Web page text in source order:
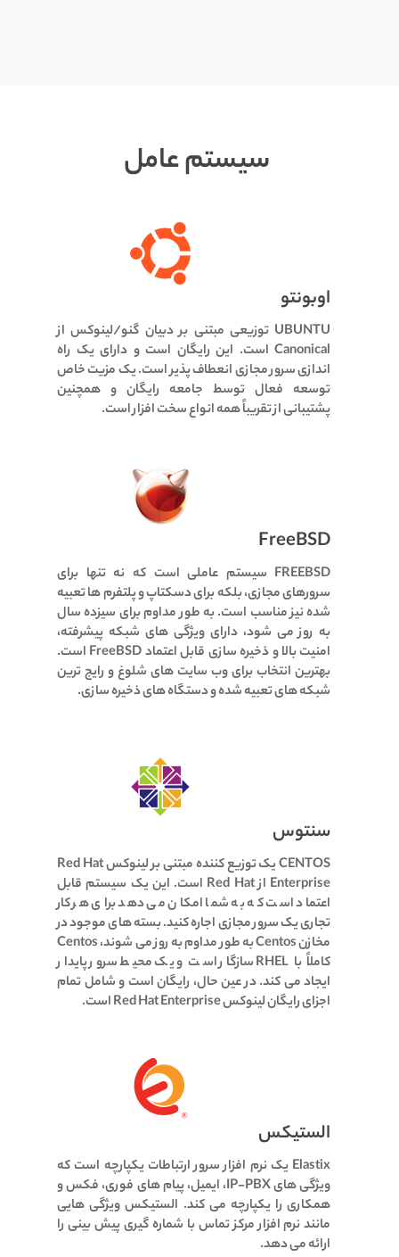
سیستم عامل
اوبونتو
UBUNTU توزیعی مبتنی بر دبیان گنو/لینوکس از
Canonical است.
این رایگان است و دارای یک راه
اندازی سرور مجازی انعطاف پذیر است.یک مزیت خاص
توسعه فعال توسط جامعه رایگان و همچنین
پشتیبانی از تقریباً همه انواع سخت افزار است.
FreeBSD
FREEBSD سیستم عاملی است که نه تنها برای
سرورهای مجازی، بلکه برای دسکتاپ و پلتفرم ها تعبیه
شده نیز مناسب است.به طور مداوم برای سیزده سال
به روز می شود، دارای ویژگی های شبکه پیشرفته،
امنیت بالا و ذخیره سازی قابل اعتماد FreeBSD است.
بهترین انتخاب برای وب سایت های شلوغ و رایج ترین
شبکه های تعبیه شده و دستگاه های ذخیره سازی.
سنتوس
CENTOS یک توزیع کننده مبتنی بر لینوکس Red Hat
Enterprise از Red Hat است.
این یک سیستم قابل
اعتماد است که به شما امکان می دهد برای هر کار
تجاری یک سرور مجازی اجاره کنید.بسته های موجود در
مخازن Centos به طور مداوم به روز می شوند، Centos
کاملاً با RHEL سازگار است و یک محیط سرور پایدار
ایجاد می کند.در عین حال، رایگان است و شامل تمام
اجزای رایگان لینوکس Red Hat Enterprise است.
الستیکس
Elastix یک نرم افزار سرور ارتباطات یکپارچه است که
ویژگی های IP-PBX، ایمیل، پیام های فوری، فکس و
همکاری را یکپارچه می کند. الستیکس ویژگی هایی
مانند نرم افزار مرکز تماس با شماره گیری پیش بینی را
ارائه می دهد.